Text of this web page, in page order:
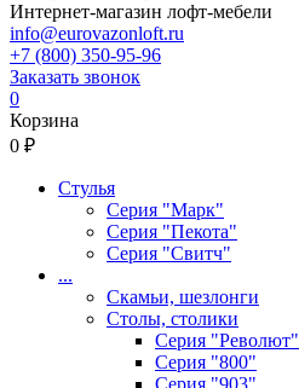
Интернет-магазин лофт-мебели
info@eurovazonloft.ru
+7 (800) 350-95-96
Заказать звонок
0
Корзина
0 ₽
Стулья
Серия "Марк"
Серия "Пекота"
Серия "Свитч"
...
Скамьи, шезлонги
Столы, столики
Серия "Револют"
Серия "800"
Серия "903"